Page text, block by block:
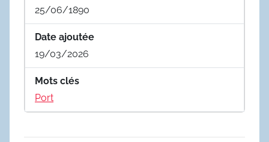
25/06/1890
Date ajoutée
19/03/2026
Mots clés
Port